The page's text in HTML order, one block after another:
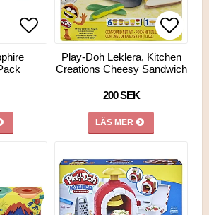
Lägg till i favoritlistanLägg
Lägg
Play-Doh Leklera, Kitchen
Creations Cheesy Sandwich
200 SEK
LÄS MER